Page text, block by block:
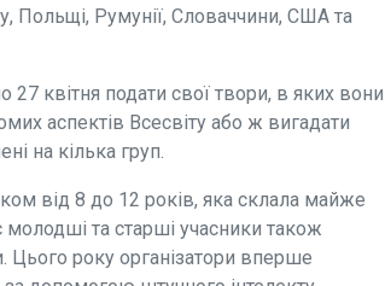
Польщі, Румунії, Словаччини, США та
квітня подати свої твори, в яких вони
аспектів Всесвіту або ж вигадати
на кілька груп.
від 8 до 12 років, яка склала майже
молодші та старші учасники також
Цього року організатори вперше